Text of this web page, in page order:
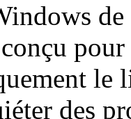
le
des